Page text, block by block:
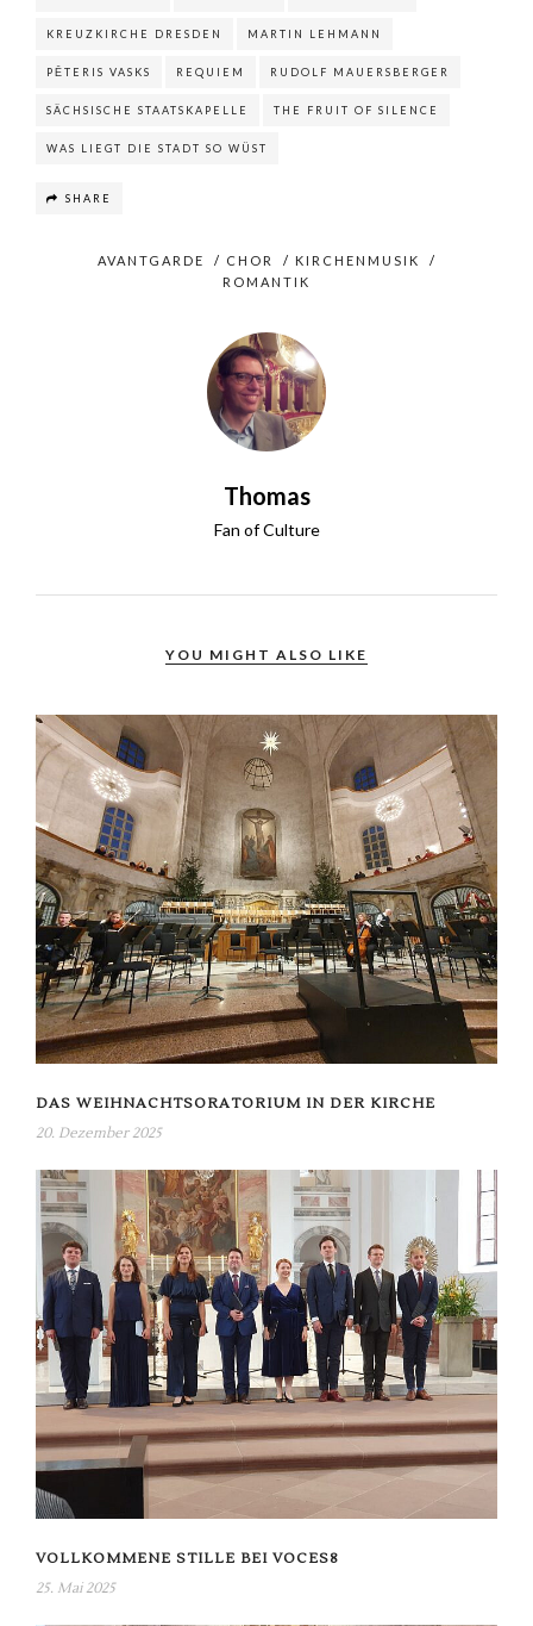
KREUZKIRCHE DRESDEN MARTIN LEHMANN
PĒTERIS VASKS REQUIEM RUDOLF MAUERSBERGER
SÄCHSISCHE STAATSKAPELLE THE FRUIT OF SILENCE
WAS LIEGT DIE STADT SO WÜST
SHARE
AVANTGARDE / CHOR / KIRCHENMUSIK
/
ROMANTIK
Thomas
Fan of Culture
YOU MIGHT ALSO LIKE
DAS WEIHNACHTSORATORIUM IN DER KIRCHE
20. Dezember 2025
VOLLKOMMENE STILLE BEI VOCES8
25. Mai 2025